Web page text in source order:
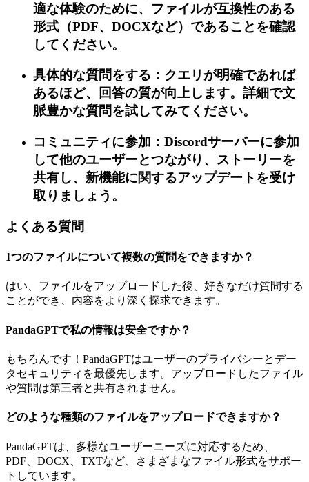
適な体験のために、ファイルが互換性のある
形式（PDF、DOCXなど）であることを確認
してください。
具体的な質問をする：クエリが明確であれば
あるほど、回答の質が向上します。詳細で文
脈豊かな質問を試してみてください。
コミュニティに参加：Discordサーバーに参加
して他のユーザーとつながり、ストーリーを
共有し、新機能に関するアップデートを受け
取りましょう。
よくある質問
1つのファイルについて複数の質問をできますか？
はい、ファイルをアップロードした後、好きなだけ質問する
ことができ、内容をより深く探求できます。
PandaGPTで私の情報は安全ですか？
もちろんです！PandaGPTはユーザーのプライバシーとデー
タセキュリティを最優先します。アップロードしたファイル
や質問は第三者と共有されません。
どのような種類のファイルをアップロードできますか？
PandaGPTは、多様なユーザーニーズに対応するため、
PDF、DOCX、TXTなど、さまざまなファイル形式をサポー
トしています。